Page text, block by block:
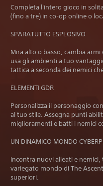
Completa l'intero gioco in
(fino a tre) in co-op online o
SPARATUTTO ESPLOSIVO
Mira alto o basso, cambia
usa gli ambienti a tuo
tattica a seconda dei nemici
ELEMENTI GDR
Personalizza il personaggio
al tuo stile. Assegna punti
miglioramenti e batti i nemici
UN DINAMICO MONDO
Incontra nuovi alleati e
variegato mondo di The
superiori.